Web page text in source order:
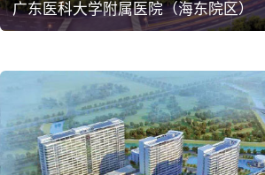
广东医科大学附属医院（海东院区）